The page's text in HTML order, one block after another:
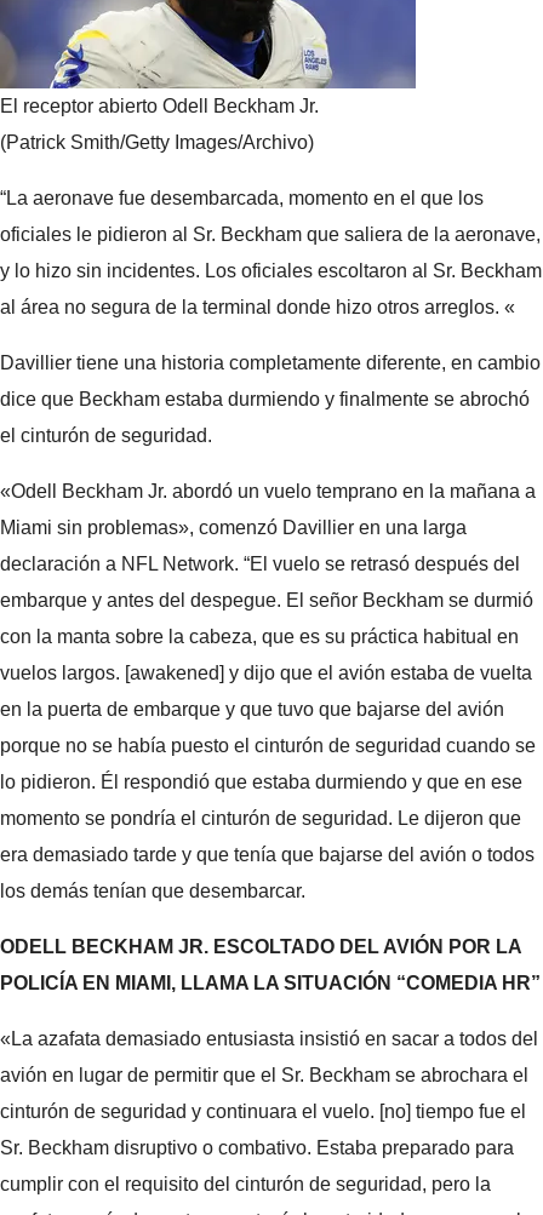
El receptor abierto Odell Beckham Jr.
(Patrick Smith/Getty Images/Archivo)
“La aeronave fue desembarcada, momento en el que los
oficiales le pidieron al Sr. Beckham que saliera de la aeronave,
y lo hizo sin incidentes. Los oficiales escoltaron al Sr. Beckham
al área no segura de la terminal donde hizo otros arreglos. «
Davillier tiene una historia completamente diferente, en cambio
dice que Beckham estaba durmiendo y finalmente se abrochó
el cinturón de seguridad.
«Odell Beckham Jr. abordó un vuelo temprano en la mañana a
Miami sin problemas», comenzó Davillier en una larga
declaración a NFL Network. “El vuelo se retrasó después del
embarque y antes del despegue. El señor Beckham se durmió
con la manta sobre la cabeza, que es su práctica habitual en
vuelos largos. [awakened] y dijo que el avión estaba de vuelta
en la puerta de embarque y que tuvo que bajarse del avión
porque no se había puesto el cinturón de seguridad cuando se
lo pidieron. Él respondió que estaba durmiendo y que en ese
momento se pondría el cinturón de seguridad. Le dijeron que
era demasiado tarde y que tenía que bajarse del avión o todos
los demás tenían que desembarcar.
ODELL BECKHAM JR. ESCOLTADO DEL AVIÓN POR LA
POLICÍA EN MIAMI, LLAMA LA SITUACIÓN “COMEDIA HR”
«La azafata demasiado entusiasta insistió en sacar a todos del
avión en lugar de permitir que el Sr. Beckham se abrochara el
cinturón de seguridad y continuara el vuelo. [no] tiempo fue el
Sr. Beckham disruptivo o combativo. Estaba preparado para
cumplir con el requisito del cinturón de seguridad, pero la